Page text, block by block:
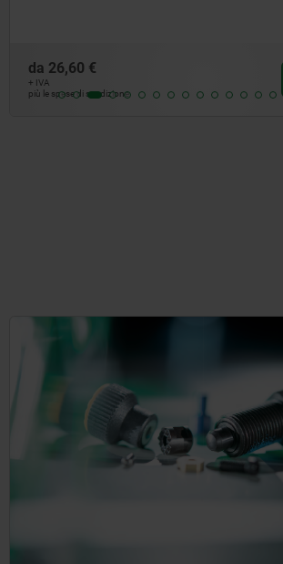
da88,88 €
+ IVA
più le spese di spedizione